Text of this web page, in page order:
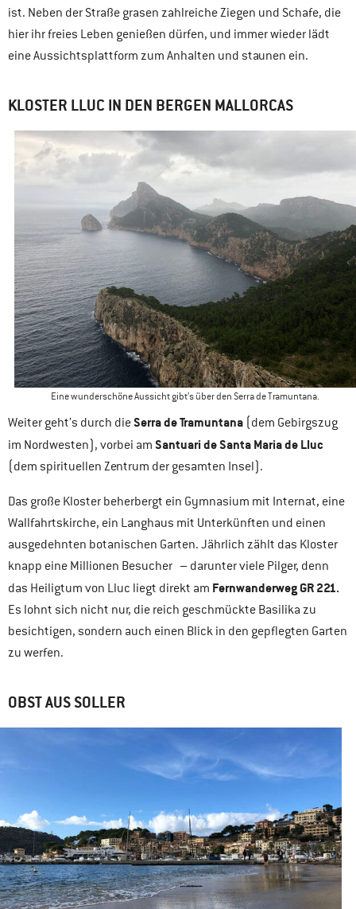
ist. Neben der Straße grasen zahlreiche Ziegen und Schafe, die
hier ihr freies Leben genießen dürfen, und immer wieder lädt
eine Aussichtsplattform zum Anhalten und staunen ein.
KLOSTER LLUC IN DEN BERGEN MALLORCAS
Eine wunderschöne Aussicht gibt’s über den Serra de Tramuntana.
Weiter geht’s durch dieSerra de Tramuntana (dem Gebirgszug
im Nordwesten), vorbei am Santuari de Santa Maria de Lluc
(dem spirituellen Zentrum der gesamten Insel).
Das große Kloster beherbergt ein Gymnasium mit Internat, eine
Wallfahrtskirche, ein Langhaus mit Unterkünften und einen
ausgedehnten botanischen Garten. Jährlich zählt das Kloster
knapp eine Millionen Besucher – darunter viele Pilger, denn
das Heiligtum von Lluc liegt direkt am Fernwanderweg GR 221.
Es lohnt sich nicht nur, die reich geschmückte Basilika zu
besichtigen, sondern auch einen Blick in den gepflegten Garten
zu werfen.
OBST AUS SOLLER